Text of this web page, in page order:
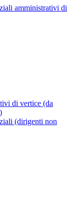
amministrativi di
di vertice (da
(dirigenti non